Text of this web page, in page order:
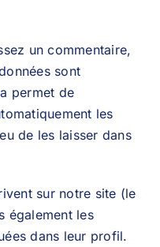
un commentaire,
sont
permet de
les
de les laisser dans
sur notre site (le
également les
dans leur profil.